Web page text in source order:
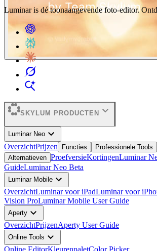
Luminar is dé toonaangevende foto-editor.
SKYLUM PRODUCTEN expand_more
Luminar Neo expand_more
OverzichtPrijzen Functies Professionele Tools
Alternatieven ProefversieKortingenLuminar
GuideLuminar Neo Beta
Luminar Mobile expand_more
OverzichtLuminar voor iPadLuminar voor
Vision ProLuminar Mobile User Guide
Aperty expand_more
OverzichtPrijzenAperty User Guide
Online Tools expand_more